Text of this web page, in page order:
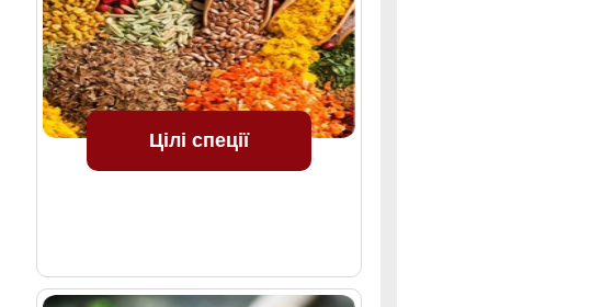
Цілі спеції